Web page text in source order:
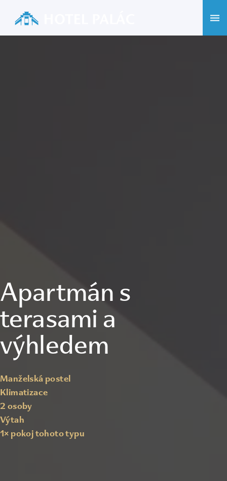
Apartmán s
terasami a
výhledem
Manželská postel
Klimatizace
2 osoby
Výtah
1× pokoj tohoto typu